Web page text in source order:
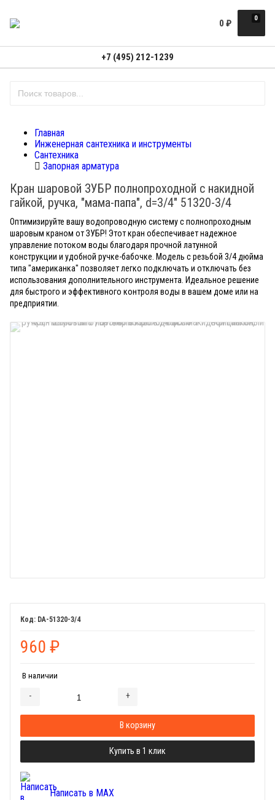
0
0 ₽
+7 (495) 212-1239
Главная
Инженерная сантехника и инструменты
Сантехника
Запорная арматура
Кран шаровой ЗУБР полнопроходной с накидной
гайкой, ручка, "мама-папа", d=3/4" 51320-3/4
Оптимизируйте вашу водопроводную систему с полнопроходным
шаровым краном от ЗУБР! Этот кран обеспечивает надежное
управление потоком воды благодаря прочной латунной
конструкции и удобной ручке-бабочке. Модель с резьбой 3/4 дюйма
типа "американка" позволяет легко подключать и отключать без
использования дополнительного инструмента. Идеальное решение
для быстрого и эффективного контроля воды в вашем доме или на
предприятии.
DA-51320-3/4
960 ₽
В наличии
- +
В корзину
Купить в 1 клик
Написать в MAX